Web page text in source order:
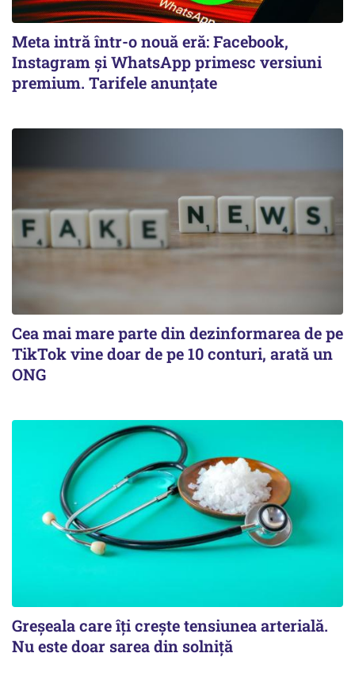
Meta intră într-o nouă eră: Facebook,
Instagram și WhatsApp primesc versiuni
premium. Tarifele anunțate
Cea mai mare parte din dezinformarea de pe
TikTok vine doar de pe 10 conturi, arată un
ONG
Greșeala care îți crește tensiunea arterială.
Nu este doar sarea din solniță